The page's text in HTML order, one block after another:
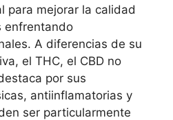
para mejorar la calidad
enfrentando
A diferencias de su
el THC, el CBD no
por sus
antiinflamatorias y
ser particularmente